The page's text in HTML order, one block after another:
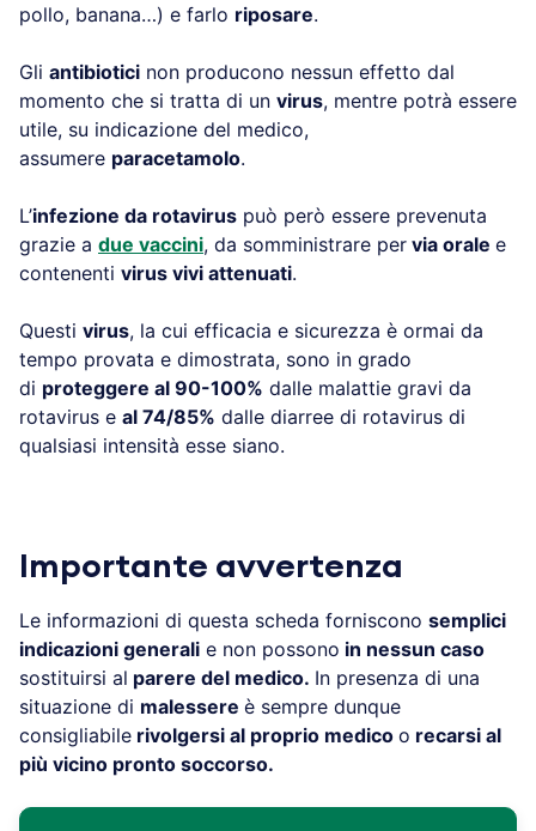
pollo, banana…) e farlo riposare.
Gli antibiotici non producono nessun effetto dal
momento che si tratta di un virus, mentre potrà essere
utile, su indicazione del medico,
assumere paracetamolo.
L’infezione da rotavirus può però essere prevenuta
grazie a due vaccini, da somministrare per via orale e
contenenti virus vivi attenuati.
Questi virus, la cui efficacia e sicurezza è ormai da
tempo provata e dimostrata, sono in grado
di proteggere al 90-100% dalle malattie gravi da
rotavirus e al 74/85% dalle diarree di rotavirus di
qualsiasi intensità esse siano.
Importante avvertenza
Le informazioni di questa scheda forniscono semplici
indicazioni generali e non possono in nessun caso
sostituirsi al parere del medico. In presenza di una
situazione di malessere è sempre dunque
consigliabile rivolgersi al proprio medico o recarsi al
più vicino pronto soccorso.